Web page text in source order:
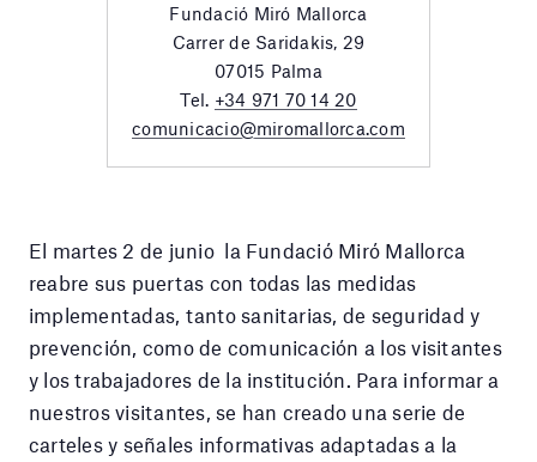
Fundació Miró Mallorca
Carrer de Saridakis, 29
07015 Palma
Tel. +34 971 70 14 20
comunicacio@miromallorca.com
El martes 2 de junio la Fundació Miró Mallorca
reabre sus puertas con todas las medidas
implementadas, tanto sanitarias, de seguridad y
prevención, como de comunicación a los visitantes
y los trabajadores de la institución. Para informar a
nuestros visitantes, se han creado una serie de
carteles y señales informativas adaptadas a la